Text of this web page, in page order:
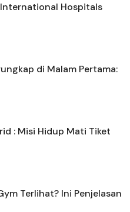
Hospitals
di Malam Pertama:
: Misi Hidup Mati Tiket
Terlihat? Ini Penjelasan